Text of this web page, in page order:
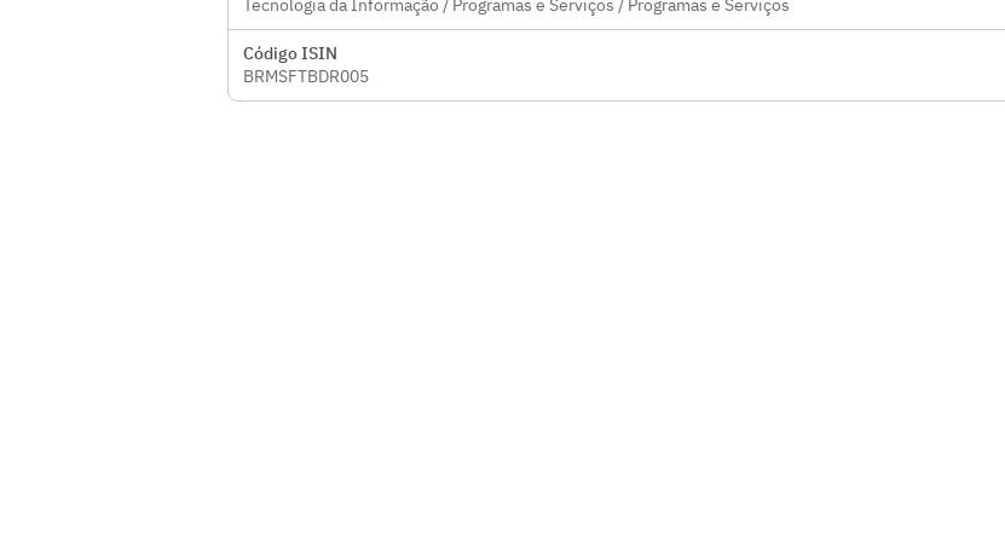
Tecnologia da Informação / Programas e Serviços / Programas e Serviços
Código ISIN
BRMSFTBDR005